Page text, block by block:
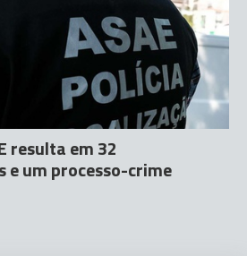
resulta em 32
e um processo-crime